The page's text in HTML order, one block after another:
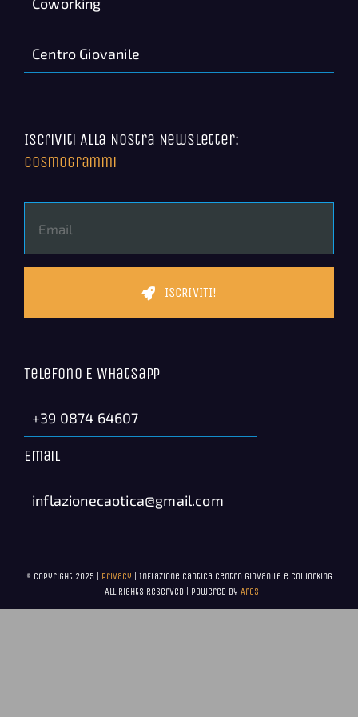
Centro Giovanile
Iscriviti Alla Nostra Newsletter:
Cosmogrammi
ISCRIVITI!
Telefono E Whatsapp
+39 0874 64607
Email
inflazionecaotica@gmail.com
© Copyright 2025 | Privacy | Inflazione Caotica Centro Giovanile e Coworking
| All Rights Reserved | Powered by Ares